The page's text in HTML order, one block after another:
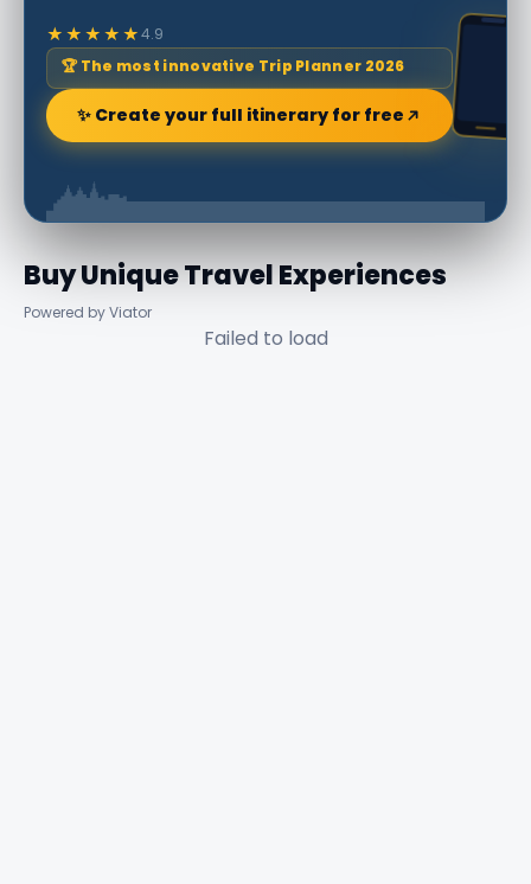
★★★★★4.9
🏆 The most innovative Trip Planner 2026
✨ Create your full itinerary for free
Buy Unique Travel Experiences
Powered by Viator
Failed to load